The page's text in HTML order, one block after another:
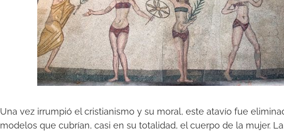
Una vez irrumpió el cristianismo y su moral, este atavío fue
modelos que cubrían, casi en su totalidad, el cuerpo de la mujer.